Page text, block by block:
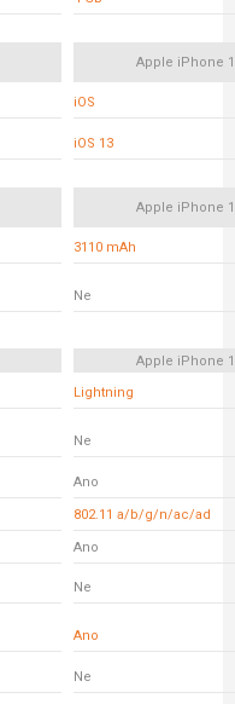
Apple iPhone
iOS
iOS 13
Apple iPhone
3110 mAh
Ne
Apple iPhone
Lightning
Ne
Ano
802.11 a/b/g/n/ac/ad
Ano
Ne
Ano
Ne